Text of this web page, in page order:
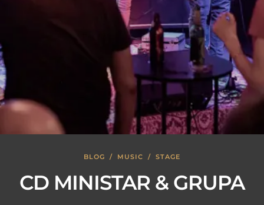
BLOG / MUSIC / STAGE
CD MINISTAR & GRUPA